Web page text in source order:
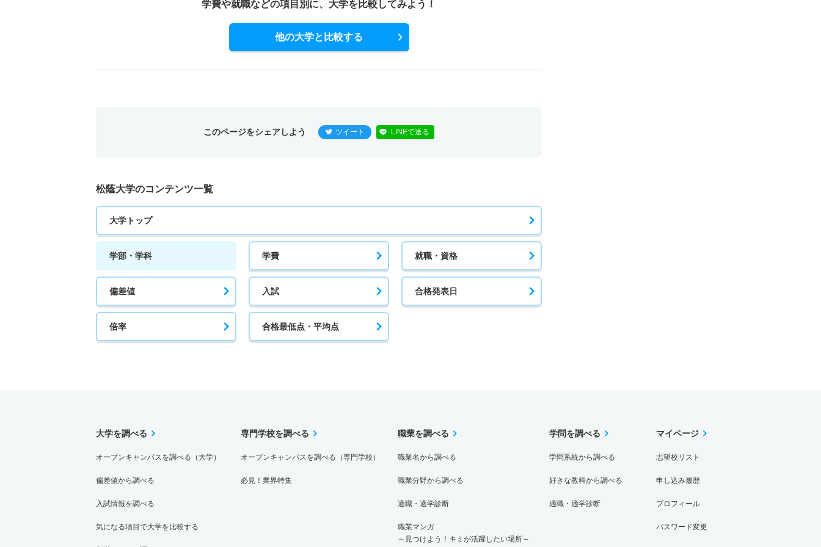
学費や就職などの項目別に、 大学を比較してみよう！
他の大学と比較する
このページをシェアしよう ツイート LINEで送る
松蔭大学のコンテンツ一覧
大学トップ
学部・学科 学費 就職・資格
偏差値 入試 合格発表日
倍率 合格最低点・平均点
大学を調べる
オープンキャンパスを調べる（大学）
偏差値から調べる
入試情報を調べる
気になる項目で大学を比較する
専門学校を調べる
オープンキャンパスを調べる（専門学校）
必見！業界特集
職業を調べる
職業名から調べる
職業分野から調べる
適職・適学診断
職業マンガ
～見つけよう！キミが活躍したい場所～
学問を調べる
学問系統から調べる
好きな教科から調べる
適職・適学診断
マイページ
志望校リスト
申し込み履歴
プロフィール
パスワード変更